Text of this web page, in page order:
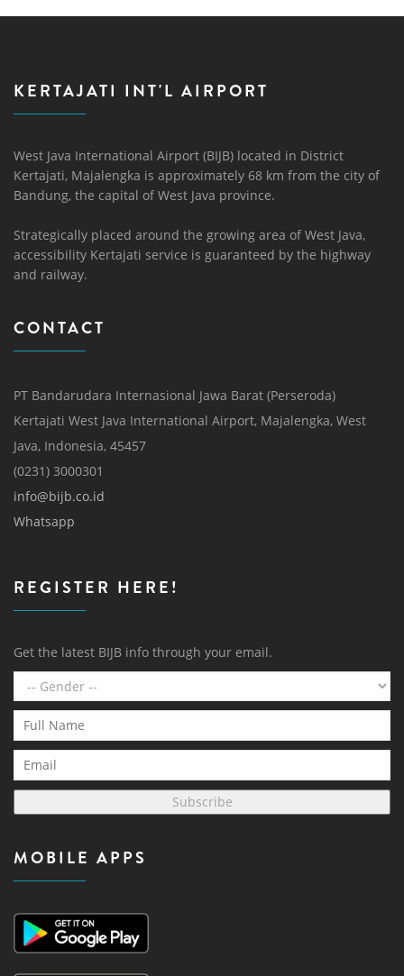
KERTAJATI INT'L AIRPORT
West Java International Airport (BIJB) located in District
Kertajati, Majalengka is approximately 68 km from the city of
Bandung, the capital of West Java province.
Strategically placed around the growing area of ​​West Java,
accessibility Kertajati service is guaranteed by the highway
and railway.
CONTACT
PT Bandarudara Internasional Jawa Barat (Perseroda)
Kertajati West Java International Airport, Majalengka, West
Java, Indonesia, 45457
(0231) 3000301
info@bijb.co.id
Whatsapp
REGISTER HERE!
Get the latest BIJB info through your email.
Subscribe
MOBILE APPS